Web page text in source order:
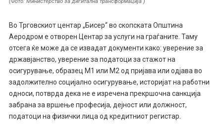
Во Трговскиот центар „Бисер“ во скопската Oпштина
Аеродром е отворен Центар за услуги на граѓаните. Таму
отсега ќе може да се извадат документи како: уверение за
државјанство, уверение за податоци за стажот на
осигурување, образец М1 или М2 од пријава или одјава во
задолжително социјално осигурување, историјат на работни
односи, потврда дека не е изречена прекршочна санкција
забрана за вршење професија, дејност или должност,
податоци на физички лица од кредитниот регистар.